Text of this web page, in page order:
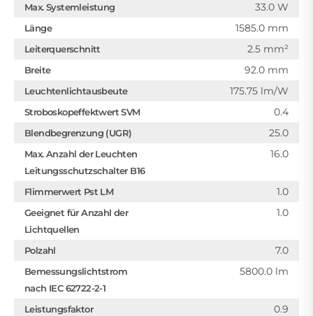
Max. Systemleistung 33.0 W
Länge 1585.0 mm
Leiterquerschnitt 2.5 mm²
Breite 92.0 mm
Leuchtenlichtausbeute 175.75 lm/W
Stroboskopeffektwert SVM 0.4
Blendbegrenzung (UGR) 25.0
Max. Anzahl der Leuchten
Leitungsschutzschalter B16
16.0
Flimmerwert Pst LM 1.0
Geeignet für Anzahl der
Lichtquellen
1.0
Polzahl 7.0
Bemessungslichtstrom
nach IEC 62722-2-1
5800.0 lm
Leistungsfaktor 0.9